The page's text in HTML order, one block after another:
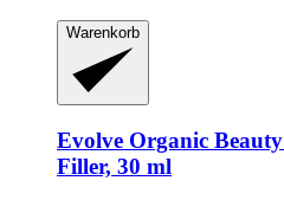
Warenkorb
Evolve Organic Beauty
Filler, 30 ml